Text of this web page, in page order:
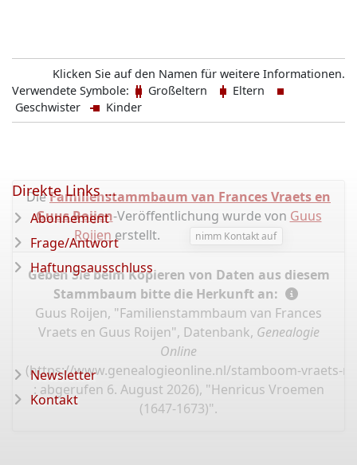
Klicken Sie auf den Namen für weitere Informationen.
Verwendete Symbole:
Großeltern
Eltern
Geschwister
Kinder
DieFamilienstammbaum van Frances Vraets en
Guus Roijen-Veröffentlichung wurde von Guus
Roijen erstellt. nimm Kontakt auf
Geben Sie beim Kopieren von Daten aus diesem
Stammbaum bitte die Herkunft an:
Guus Roijen, "Familienstammbaum van Frances
Vraets en Guus Roijen", Datenbank, Genealogie
Online
(https://www.genealogieonline.nl/stamboom-vraets-
: abgerufen 6. August 2026), "Henricus Vroemen
(1647-1673)".
Direkte Links ...
Abonnement
Frage/Antwort
Haftungsausschluss
Newsletter
Kontakt